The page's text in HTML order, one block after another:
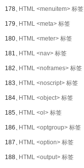
178、HTML <menuitem> 标签
179、HTML <meta> 标签
180、HTML <meter> 标签
181、HTML <nav> 标签
182、HTML <noframes> 标签
183、HTML <noscript> 标签
184、HTML <object> 标签
185、HTML <ol> 标签
186、HTML <optgroup> 标签
187、HTML <option> 标签
188、HTML <output> 标签